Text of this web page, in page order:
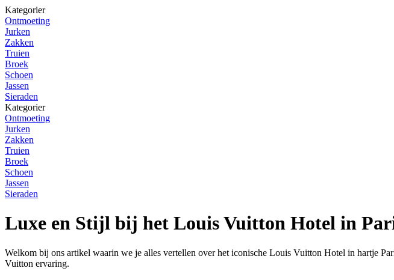
Kategorier
Ontmoeting
Jurken
Zakken
Truien
Broek
Schoen
Jassen
Sieraden
Kategorier
Ontmoeting
Jurken
Zakken
Truien
Broek
Schoen
Jassen
Sieraden
Luxe en Stijl bij het Louis Vuitton Hotel in
Welkom bij ons artikel waarin we je alles vertellen over het iconische Louis Vuitton Hotel in hartje
Vuitton ervaring.